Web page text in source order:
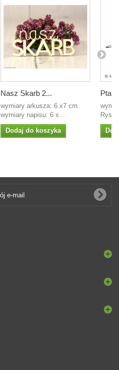
Nasz Skarb 2...
wymiary arkusza: 6 x7 cm
wymiary napisu: 6 x...
Dodaj do koszyka
Rysa